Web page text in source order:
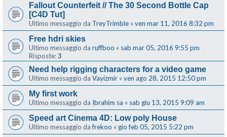
Fallout Counterfeit // The 30 Second Bottle Cap
[C4D Tut]
Ultimo messaggio da TreyTrimble « ven mar 11, 2016 8:32 pm
Free hdri skies
Ultimo messaggio da ruffboo « sab mar 05, 2016 9:55 pm
Risposte:3
Need help rigging characters for a video game
Ultimo messaggio da Vayizmir « ven ago 28, 2015 12:50 pm
My first work
Ultimo messaggio da Ibrahim sa « sab giu 13, 2015 9:09 am
Speed art Cinema 4D: Low poly House
Ultimo messaggio dafrekoo « gio feb 05, 2015 5:22 pm